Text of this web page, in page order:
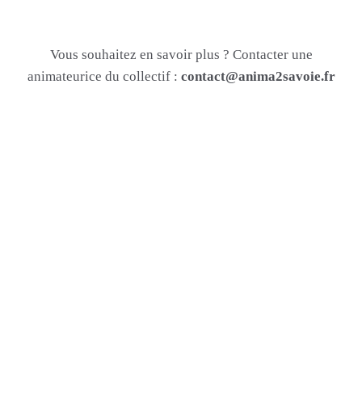
Vous souhaitez en savoir plus ? Contacter une
animateurice du collectif : contact@anima2savoie.fr